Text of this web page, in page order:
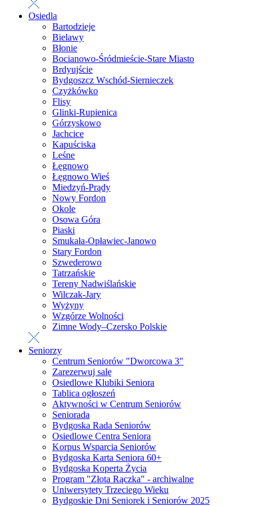
Osiedla
Bartodzieje
Bielawy
Błonie
Bocianowo-Śródmieście-Stare Miasto
Brdyujście
Bydgoszcz Wschód-Siernieczek
Czyżkówko
Flisy
Glinki-Rupienica
Górzyskowo
Jachcice
Kapuściska
Leśne
Łęgnowo
Łęgnowo Wieś
Miedzyń-Prądy
Nowy Fordon
Okole
Osowa Góra
Piaski
Smukała-Opławiec-Janowo
Stary Fordon
Szwederowo
Tatrzańskie
Tereny Nadwiślańskie
Wilczak-Jary
Wyżyny
Wzgórze Wolności
Zimne Wody–Czersko Polskie
Seniorzy
Centrum Seniorów "Dworcowa 3"
Zarezerwuj salę
Osiedlowe Klubiki Seniora
Tablica ogłoszeń
Aktywności w Centrum Seniorów
Seniorada
Bydgoska Rada Seniorów
Osiedlowe Centra Seniora
Korpus Wsparcia Seniorów
Bydgoska Karta Seniora 60+
Bydgoska Koperta Życia
Program "Złota Rączka" - archiwalne
Uniwersytety Trzeciego Wieku
Bydgoskie Dni Seniorek i Seniorów 2025